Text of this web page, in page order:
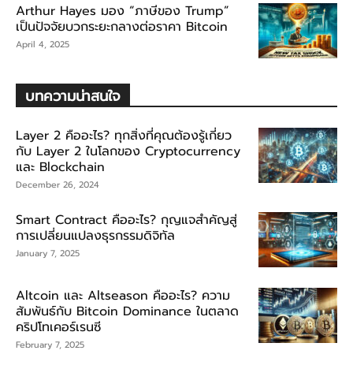
Arthur Hayes มอง “ภาษีของ Trump”
เป็นปัจจัยบวกระยะกลางต่อราคา Bitcoin
April 4, 2025
บทความน่าสนใจ
Layer 2 คืออะไร? ทุกสิ่งที่คุณต้องรู้เกี่ยว
กับ Layer 2 ในโลกของ Cryptocurrency
และ Blockchain
December 26, 2024
Smart Contract คืออะไร? กุญแจสำคัญสู่
การเปลี่ยนแปลงธุรกรรมดิจิทัล
January 7, 2025
Altcoin และ Altseason คืออะไร? ความ
สัมพันธ์กับ Bitcoin Dominance ในตลาด
คริปโทเคอร์เรนซี
February 7, 2025